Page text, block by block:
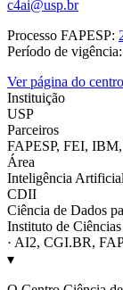
c4ai@usp.br
Processo FAPESP:
Período de
Ver página do
Instituição
USP
Parceiros
FAPESP, FEI,
Área
Inteligência
CDII
Ciência de Dados
Instituto de
· AI2, CGI.BR,
▾